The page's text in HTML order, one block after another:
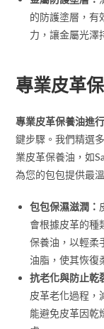
的防護塗層，有
力，讓金屬光澤
專業皮革
專業皮革保養油進
鍵步驟。我們精選
業皮革保養油，如
為您的包包提供最
包包保濕滋潤：
會根據皮革的種
保養油，以輕柔
油脂，使其恢復
抗老化與防止乾
皮革老化過程，
能避免皮革因乾